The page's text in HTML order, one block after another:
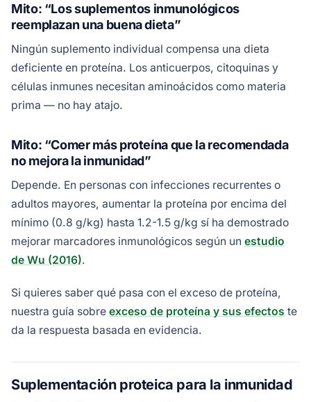
Mito: “Los suplementos inmunológicos
reemplazan una buena dieta”
Ningún suplemento individual compensa una dieta
deficiente en proteína. Los anticuerpos, citoquinas y
células inmunes necesitan aminoácidos como materia
prima — no hay atajo.
Mito: “Comer más proteína que la recomendada
no mejora la inmunidad”
Depende. En personas con infecciones recurrentes o
adultos mayores, aumentar la proteína por encima del
mínimo (0.8 g/kg) hasta 1.2-1.5 g/kg sí ha demostrado
mejorar marcadores inmunológicos según un estudio
de Wu (2016).
Si quieres saber qué pasa con el exceso de proteína,
nuestra guía sobre exceso de proteína y sus efectos te
da la respuesta basada en evidencia.
Suplementación proteica para la inmunidad